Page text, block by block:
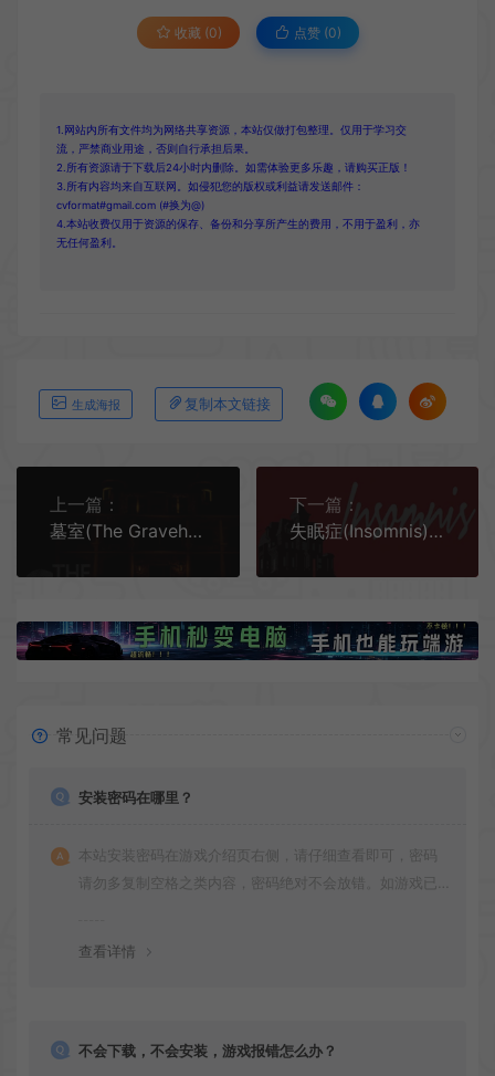
收藏 (0) 点赞 (0)
1.网站内所有文件均为网络共享资源，本站仅做打包整理。仅用于学习交
流，严禁商业用途，否则自行承担后果。
2.所有资源请于下载后24小时内删除。如需体验更多乐趣，请购买正版！
3.所有内容均来自互联网。如侵犯您的版权或利益请发送邮件：
cvformat#gmail.com (#换为@)
4.本站收费仅用于资源的保存、备份和分享所产生的费用，不用于盈利，亦
无任何盈利。
生成海报 复制本文链接
上一篇：
墓室(The Gravehouse)简中|PC|AVG|密室恐怖逃脱游戏
下一篇：
失眠症(Insomnis)简中|PC|第一人称恐怖解谜游戏
常见问题
安装密码在哪里？
本站安装密码在游戏介绍页右侧，请仔细查看即可，密码
请勿多复制空格之类内容，密码绝对不会放错。如游戏已
查看详情
不会下载，不会安装，游戏报错怎么办？